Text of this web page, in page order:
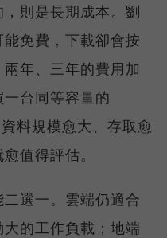
則是長期成本。劉
免費，下載卻會按
年、三年的費用加
台同等容量的
料規模愈大、存取愈
值得評估。
選一。雲端仍適合
的工作負載；地端